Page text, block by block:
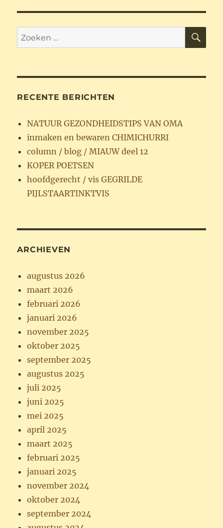
Zoeken
naar:
RECENTE BERICHTEN
NATUUR GEZONDHEIDSTIPS VAN OMA
inmaken en bewaren CHIMICHURRI
column / blog / MIAUW deel 12
KOPER POETSEN
hoofdgerecht / vis GEGRILDE
PIJLSTAARTINKTVIS
ARCHIEVEN
augustus 2026
maart 2026
februari 2026
januari 2026
november 2025
oktober 2025
september 2025
augustus 2025
juli 2025
juni 2025
mei 2025
april 2025
maart 2025
februari 2025
januari 2025
november 2024
oktober 2024
september 2024